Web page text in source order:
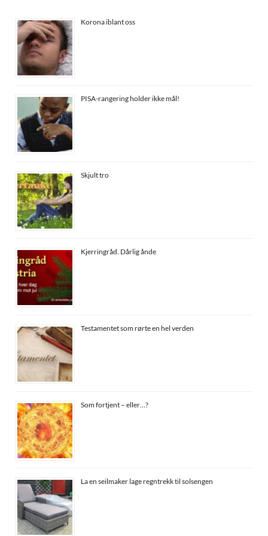
Korona iblant oss
PISA-rangering holder ikke mål!
Skjult tro
Kjerringråd. Dårlig ånde
Testamentet som rørte en hel verden
Som fortjent – eller…?
La en seilmaker lage regntrekk til solsengen